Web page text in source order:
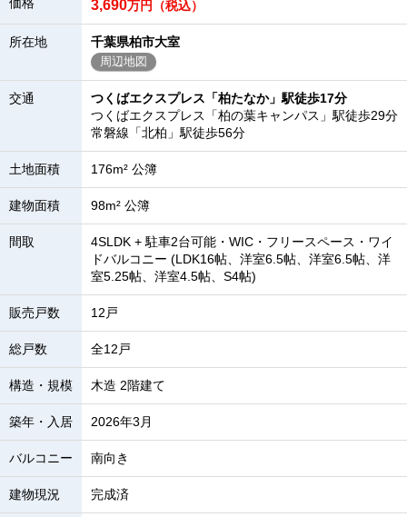
3,690万円（税込）
所在地 千葉県柏市大室
周辺地図
交通
つくばエクスプレス「柏たなか」駅徒歩17分
つくばエクスプレス「柏の葉キャンパス」駅徒歩29分
常磐線「北柏」駅徒歩56分
土地面積 176m² 公簿
建物面積 98m² 公簿
間取
4SLDK + 駐車2台可能・WIC・フリースペース・ワイ
ドバルコニー (LDK16帖、洋室6.5帖、洋室6.5帖、洋
室5.25帖、洋室4.5帖、S4帖)
販売戸数 12戸
総戸数 全12戸
構造・規模 木造 2階建て
築年・入居 2026年3月
バルコニー 南向き
建物現況 完成済